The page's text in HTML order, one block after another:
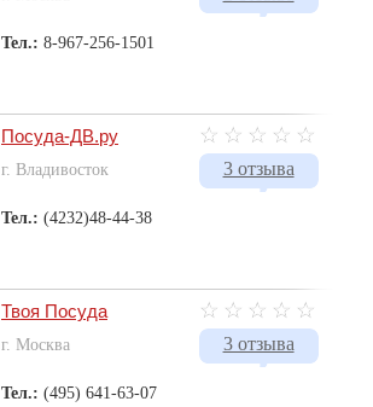
Тел.: 8-967-256-1501
3 отзыва
Посуда-ДВ.ру
г. Владивосток
Тел.: (4232)48-44-38
3 отзыва
Твоя Посуда
г. Москва
Тел.: (495) 641-63-07